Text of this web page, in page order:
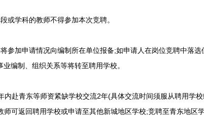
学科的教师不得参加本次竞聘。
加申请情况向编制所在单位报备;如申请人在岗位竞聘中落选
编制、组织关系等将转至聘用学校。
青东等师资紧缺学校交流2年(具体交流时间须服从聘用学校
可返回聘用学校或申请至其他新城地区学校;竞聘至青东地区